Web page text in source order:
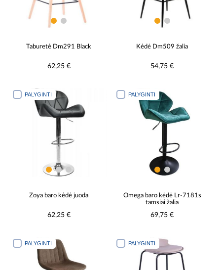
Taburetė Dm291 Black
62,25 €
Kėdė Dm509 žalia
54,75 €
PALYGINTI
Zoya baro kėdė juoda
62,25 €
PALYGINTI
Omega baro kėdė Lr-7181s
tamsiai žalia
69,75 €
PALYGINTI PALYGINTI